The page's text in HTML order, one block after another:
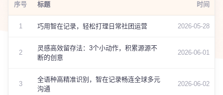
序号 标题 时间
1 巧用智在记录，轻松打理日常社团运营 2026-05-28
2
灵感高效留存法：3个小动作，积累源源不
断的创意
2026-06-01
3
全语种高精准识别，智在记录畅连全球多元
沟通
2026-06-02